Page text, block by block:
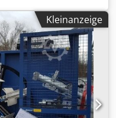
Kleinanzeige